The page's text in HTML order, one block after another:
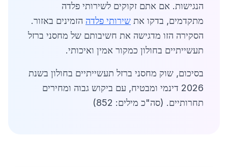
הנגישות. אם אתם זקוקים לשירותי פלדה
מתקדמים, בדקו את שירותי פלדה הזמינים באזור.
הסקירה הזו מדגישה את חשיבותם של מחסני ברזל
תעשייתיים בחולון כמקור אמין ואיכותי.
בסיכום, שוק מחסני ברזל תעשייתיים בחולון בשנת
2026 דינמי ומבטיח, עם ביקוש גבוה ומחירים
תחרותיים. (סה"כ מילים: 852)